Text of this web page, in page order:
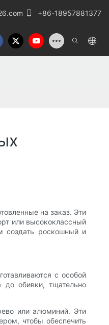
+86-18957881377
на заказ. Эти
или высококлассный
создать роскошный и
с особой
до обивки, тщательно
или алюминий. Эти
чтобы обеспечить